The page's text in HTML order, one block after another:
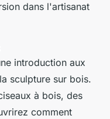
dans l'artisanat
introduction aux
sculpture sur bois.
à bois, des
comment